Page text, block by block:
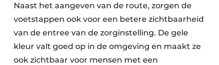
Naast het aangeven van de route, zorgen de
voetstappen ook voor een betere zichtbaarheid
van de entree van de zorginstelling. De gele
kleur valt goed op in de omgeving en maakt ze
ook zichtbaar voor mensen met een